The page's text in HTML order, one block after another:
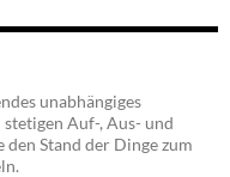
unabhängiges
Auf-, Aus- und
den Stand der Dinge zum